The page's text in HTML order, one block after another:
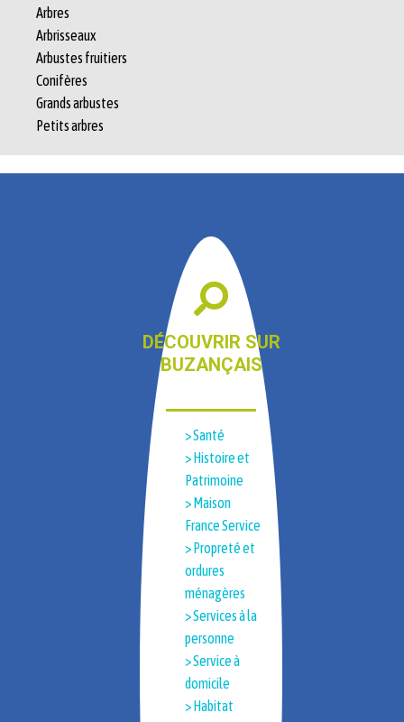
Arbres
Arbrisseaux
Arbustes fruitiers
Conifères
Grands arbustes
Petits arbres
DÉCOUVRIR SUR
BUZANÇAIS
> Santé
> Histoire et
Patrimoine​
> Maison
France Service
> Propreté et
ordures
ménagères
> Services à la
personne
> Service à
domicile
> Habitat